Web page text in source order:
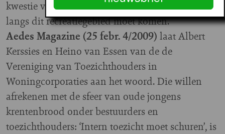
kwestie van de Westrandweg die ergens in of
langs dit recreatiegebied moet komen.
Aedes Magazine (25 febr. 4/2009) laat Albert
Kerssies en Heino van Essen van de de
Vereniging van Toezichthouders in
Woningcorporaties aan het woord. Die willen
afrekenen met de sfeer van oude jongens
krentenbrood onder bestuurders en
toezichthouders: ‘Intern toezicht moet schuren’, is